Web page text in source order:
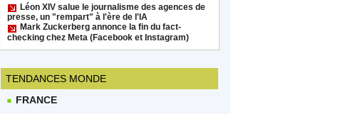
Léon XIV salue le journalisme des agences de
presse, un "rempart" à l'ère de l'IA
Mark Zuckerberg annonce la fin du fact-
checking chez Meta (Facebook et Instagram)
TENDANCES MONDE
FRANCE